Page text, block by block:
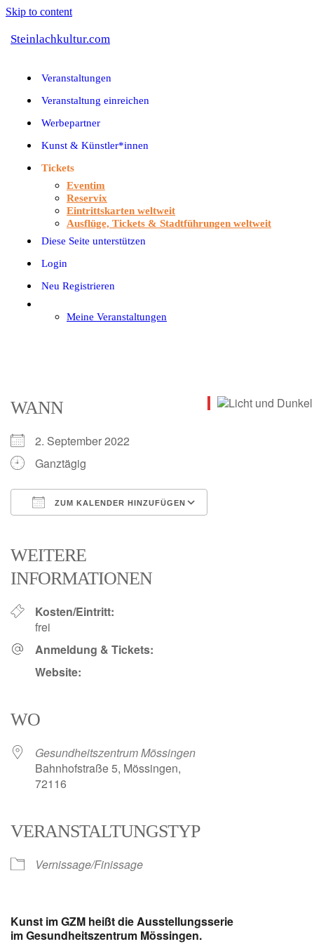
Skip to content
Steinlachkultur.com
Veranstaltungen
Veranstaltung einreichen
Werbepartner
Kunst & Künstler*innen
Tickets
Eventim
Reservix
Eintrittskarten weltweit
Ausflüge, Tickets & Stadtführungen weltweit
Diese Seite unterstützen
Login
Neu Registrieren
Meine Veranstaltungen
WANN
2. September 2022
Ganztägig
ZUM KALENDER HINZUFÜGEN
WEITERE
INFORMATIONEN
Kosten/Eintritt:
frei
Anmeldung & Tickets:
Website:
WO
Gesundheitszentrum Mössingen
Bahnhofstraße 5, Mössingen,
72116
VERANSTALTUNGSTYP
Vernissage/Finissage
Kunst im GZM heißt die Ausstellungsserie
im Gesundheitszentrum Mössingen.